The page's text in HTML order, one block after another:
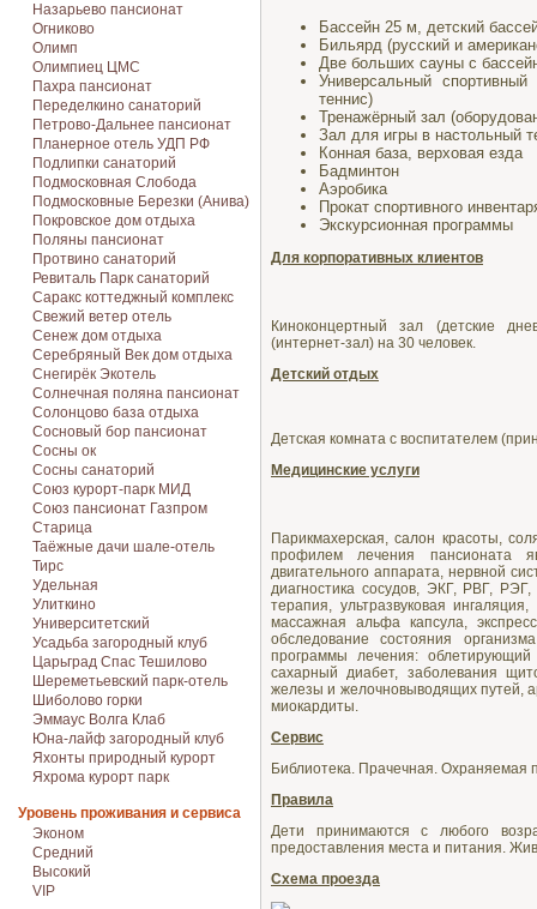
Назарьево пансионат
Огниково
Олимп
Олимпиец ЦМС
Пахра пансионат
Переделкино санаторий
Петрово-Дальнее пансионат
Планерное отель УДП РФ
Подлипки санаторий
Подмосковная Cлобода
Подмосковные Березки (Анива)
Покровское дом отдыха
Поляны пансионат
Протвино санаторий
Ревиталь Парк санаторий
Саракс коттеджный комплекс
Свежий ветер отель
Сенеж дом отдыха
Серебряный Век дом отдыха
Снегирёк Экотель
Солнечная поляна пансионат
Солонцово база отдыха
Сосновый бор пансионат
Сосны ок
Сосны санаторий
Союз курорт-парк МИД
Союз пансионат Газпром
Старица
Таёжные дачи шале-отель
Тирс
Удельная
Улиткино
Университетский
Усадьба загородный клуб
Царьград Спас Тешилово
Шереметьевский парк-отель
Шиболово горки
Эммаус Волга Клаб
Юна-лайф загородный клуб
Яхонты природный курорт
Яхрома курорт парк
Уровень проживания и сервиса
Эконом
Средний
Высокий
VIP
Бассейн 25 м, детский
Бильярд (русский и
Две больших сауны с
Универсальный
теннис)
Тренажёрный зал
Зал для игры в настольный
Конная база, верховая езда
Бадминтон
Аэробика
Прокат спортивного
Экскурсионная программы
Для корпоративных клиентов
Киноконцертный зал (детские
(интернет-зал) на 30 человек.
Детский отдых
Детская комната с воспитателем
Медицинские услуги
Парикмахерская, салон красоты,
профилем лечения пансионата
двигательного аппарата, нервной
диагностика сосудов, ЭКГ, РВГ,
терапия, ультразвуковая
массажная альфа капсула,
обследование состояния
программы лечения: облетирующий
сахарный диабет, заболевания
железы и желочновыводящих путей,
миокардиты.
Сервис
Библиотека. Прачечная. Охраняемая
Правила
Дети принимаются с любого
предоставления места и питания.
Схема проезда